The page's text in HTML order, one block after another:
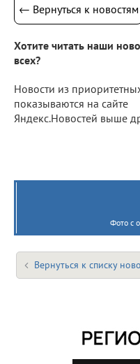
← Вернуться к новостям
Хотите читать наши
всех?
Новости из
показываются на сайте
Яндекс.Новостей выше
Фото с
Вернуться к списку